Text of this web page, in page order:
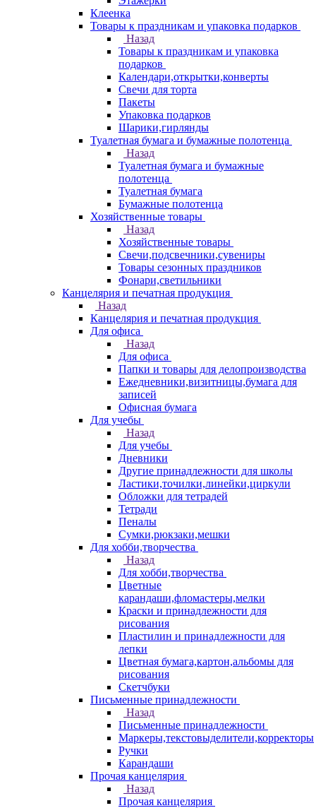
Клеенка
Товары к праздникам и упаковка подарков
Назад
Товары к праздникам и упаковка
подарков
Календари,открытки,конверты
Свечи для торта
Пакеты
Упаковка подарков
Шарики,гирлянды
Туалетная бумага и бумажные полотенца
Назад
Туалетная бумага и бумажные
полотенца
Туалетная бумага
Бумажные полотенца
Хозяйственные товары
Назад
Хозяйственные товары
Свечи,подсвечники,сувениры
Товары сезонных праздников
Фонари,светильники
Канцелярия и печатная продукция
Назад
Канцелярия и печатная продукция
Для офиса
Назад
Для офиса
Папки и товары для делопроизводства
Ежедневники,визитницы,бумага для
записей
Офисная бумага
Для учебы
Назад
Для учебы
Дневники
Другие принадлежности для школы
Ластики,точилки,линейки,циркули
Обложки для тетрадей
Тетради
Пеналы
Сумки,рюкзаки,мешки
Для хобби,творчества
Назад
Для хобби,творчества
Цветные
карандаши,фломастеры,мелки
Краски и принадлежности для
рисования
Пластилин и принадлежности для
лепки
Цветная бумага,картон,альбомы для
рисования
Скетчбуки
Письменные принадлежности
Назад
Письменные принадлежности
Маркеры,текстовыделители,корректоры
Ручки
Карандаши
Прочая канцелярия
Назад
Прочая канцелярия